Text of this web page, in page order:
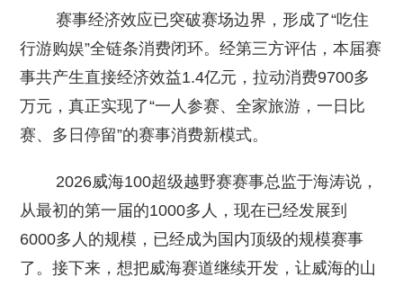
赛事经济效应已突破赛场边界，形成了“吃住
行游购娱”全链条消费闭环。经第三方评估，本届赛
事共产生直接经济效益1.4亿元，拉动消费9700多
万元，真正实现了“一人参赛、全家旅游，一日比
赛、多日停留”的赛事消费新模式。
2026威海100超级越野赛赛事总监于海涛说，
从最初的第一届的1000多人，现在已经发展到
6000多人的规模，已经成为国内顶级的规模赛事
了。接下来，想把威海赛道继续开发，让威海的山